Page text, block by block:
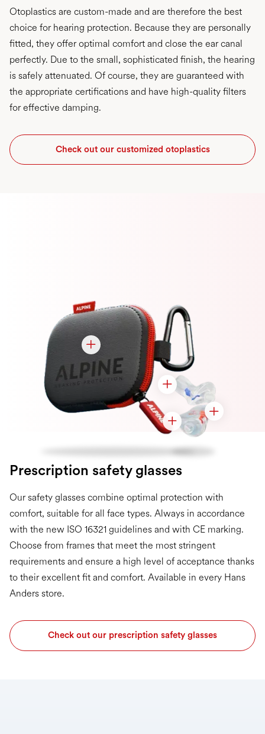
Otoplastics are custom-made and are therefore the best
choice for hearing protection. Because they are personally
fitted, they offer optimal comfort and close the ear canal
perfectly. Due to the small, sophisticated finish, the hearing
is safely attenuated. Of course, they are guaranteed with
the appropriate certifications and have high-quality filters
for effective damping.
Check out our customized otoplastics
Prescription safety glasses
Our safety glasses combine optimal protection with
comfort, suitable for all face types. Always in accordance
with the new ISO 16321 guidelines and with CE marking.
Choose from frames that meet the most stringent
requirements and ensure a high level of acceptance thanks
to their excellent fit and comfort. Available in every Hans
Anders store.
Check out our prescription safety glasses